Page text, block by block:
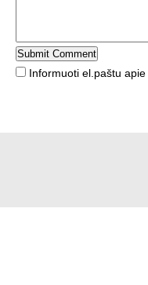
Informuoti el.paštu